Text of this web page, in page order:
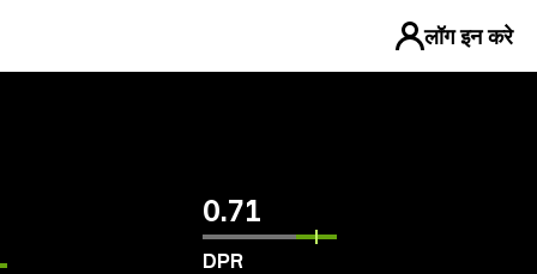
लॉग इन करे
0.71
DPR